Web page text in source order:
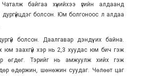
байгаа хүнийхээ үгийн алдаанд
дургүйцдэг болсон. Юм болгоноос л алдаа
болсон. Даалгавар дэндүү их байна.
юм заахгүй хэр нь 2,3 хуудас юм бич гэж
өгдөг. Тэрийг нь амжуулж хийх гэж
өдөржин, шөнөжин суудаг. Чөлөөт цаг